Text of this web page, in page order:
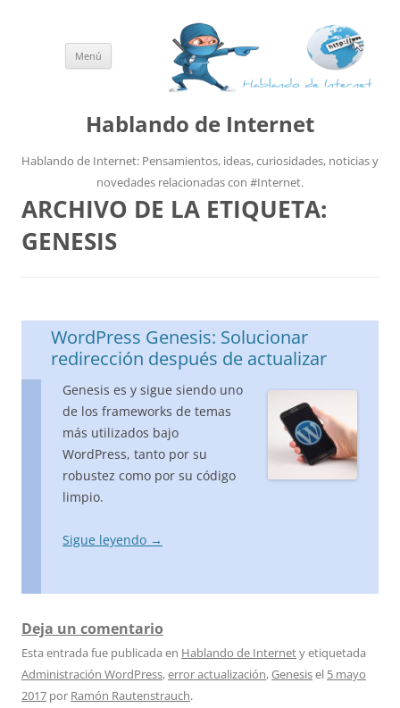
Hablando de Internet
Hablando de Internet: Pensamientos, ideas, curiosidades, noticias y
novedades relacionadas con #Internet.
Menú
ARCHIVO DE LA ETIQUETA:
GENESIS
WordPress Genesis: Solucionar
redirección después de actualizar
Genesis es y sigue siendo uno
de los frameworks de temas
más utilizados bajo
WordPress, tanto por su
robustez como por su código
limpio.
Sigue leyendo →
Deja un comentario
Esta entrada fue publicada en Hablando de Internety etiquetada
Administración WordPress,error actualización,Genesisel 5 mayo
2017 por Ramón Rautenstrauch.